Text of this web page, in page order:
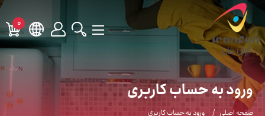
0
ورود به حساب کاربری
صفحه اصلی ورود به حساب کاربری